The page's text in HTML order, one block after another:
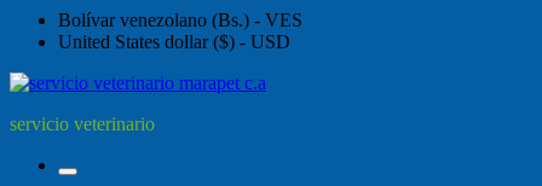
Bolívar venezolano (Bs.) - VES
United States dollar ($) - USD
servicio veterinario